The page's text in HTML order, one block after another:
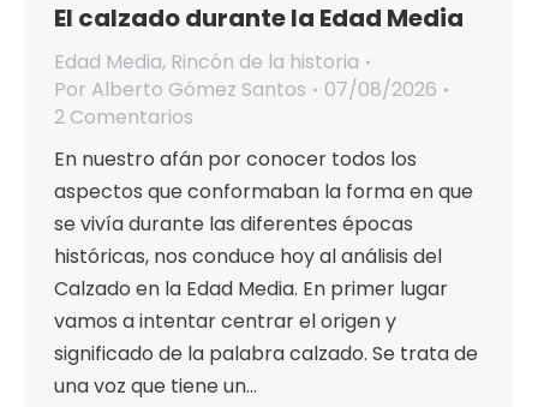
El calzado durante la Edad Media
Edad Media, Rincón de la historia
Por Alberto Gómez Santos
07/08/2026
2 Comentarios
En nuestro afán por conocer todos los
aspectos que conformaban la forma en que
se vivía durante las diferentes épocas
históricas, nos conduce hoy al análisis del
Calzado en la Edad Media. En primer lugar
vamos a intentar centrar el origen y
significado de la palabra calzado. Se trata de
una voz que tiene un…